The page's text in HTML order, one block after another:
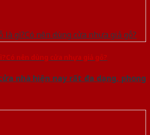
nên dùng cửa nhựa giả gỗ?
nhà hiện nay rất đa dạng, phong